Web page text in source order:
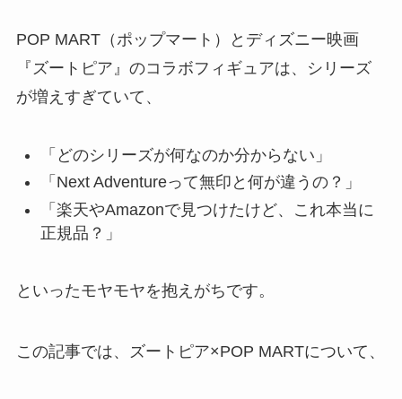
POP MART（ポップマート）とディズニー映画
『ズートピア』のコラボフィギュアは、シリーズ
が増えすぎていて、
「どのシリーズが何なのか分からない」
「Next Adventureって無印と何が違うの？」
「楽天やAmazonで見つけたけど、これ本当に
正規品？」
といったモヤモヤを抱えがちです。
この記事では、ズートピア×POP MARTについて、